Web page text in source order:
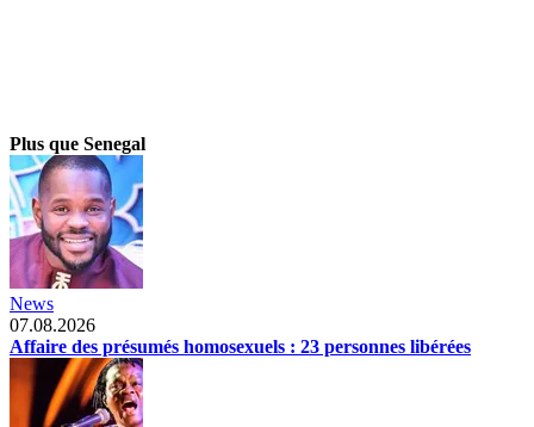
Plus que Senegal
News
07.08.2026
Affaire des présumés homosexuels : 23 personnes libérées